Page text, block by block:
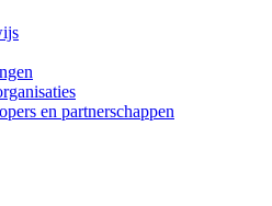
en partnerschappen